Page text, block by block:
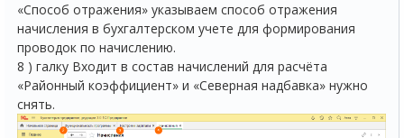
«Способ отражения» указываем способ отражения
начисления в бухгалтерском учете для формирования
проводок по начислению.
8 ) галку Входит в состав начислений для расчёта
«Районный коэффициент» и «Северная надбавка» нужно
снять.